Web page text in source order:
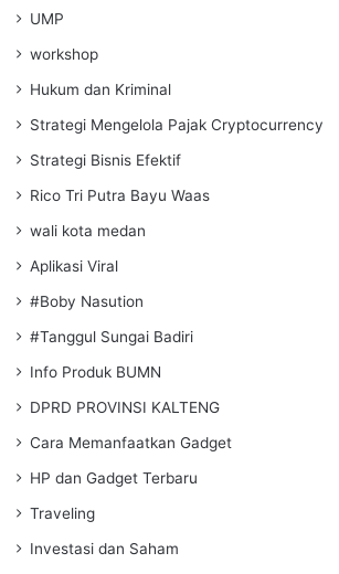
UMP
workshop
Hukum dan Kriminal
Strategi Mengelola Pajak Cryptocurrency
Strategi Bisnis Efektif
Rico Tri Putra Bayu Waas
wali kota medan
Aplikasi Viral
#Boby Nasution
#Tanggul Sungai Badiri
Info Produk BUMN
DPRD PROVINSI KALTENG
Cara Memanfaatkan Gadget
HP dan Gadget Terbaru
Traveling
Investasi dan Saham